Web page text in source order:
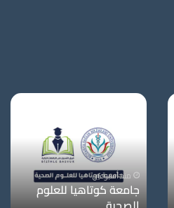
منذ أسبوعين